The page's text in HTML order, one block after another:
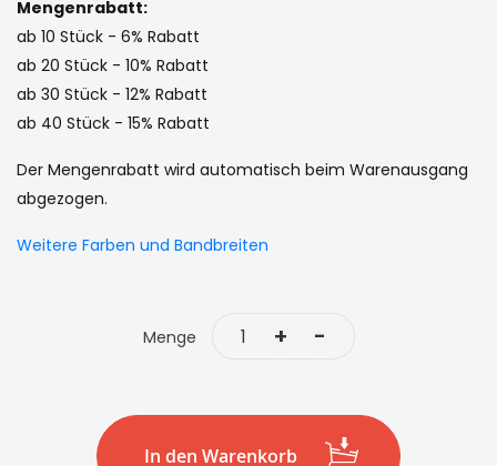
gallery
Mengenrabatt:
ab 10 Stück - 6% Rabatt
ab 20 Stück - 10% Rabatt
ab 30 Stück - 12% Rabatt
ab 40 Stück - 15% Rabatt
Der Mengenrabatt wird automatisch beim Warenausgang
abgezogen.
Weitere Farben und Bandbreiten
Menge -
+
In den Warenkorb